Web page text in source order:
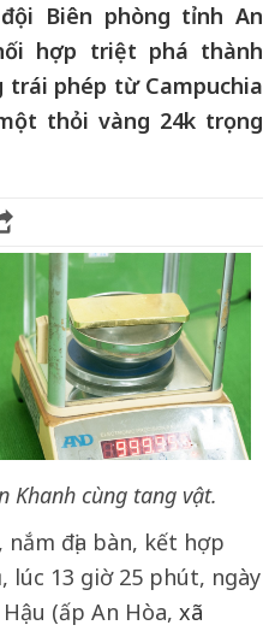
Biên phòng tỉnh An
hợp triệt phá thành
trái phép từ Campuchia
thỏi vàng 24k trọng
Khanh cùng tang vật.
địa bàn, kết hợp
lúc 13 giờ 25 phút, ngày
(ấp An Hòa, xã